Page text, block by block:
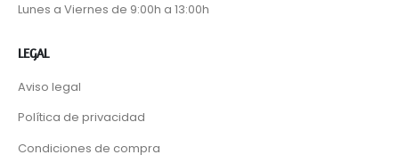
Lunes a Viernes de 9:00h a 13:00h
LEGAL
Aviso legal
Política de privacidad
Condiciones de compra